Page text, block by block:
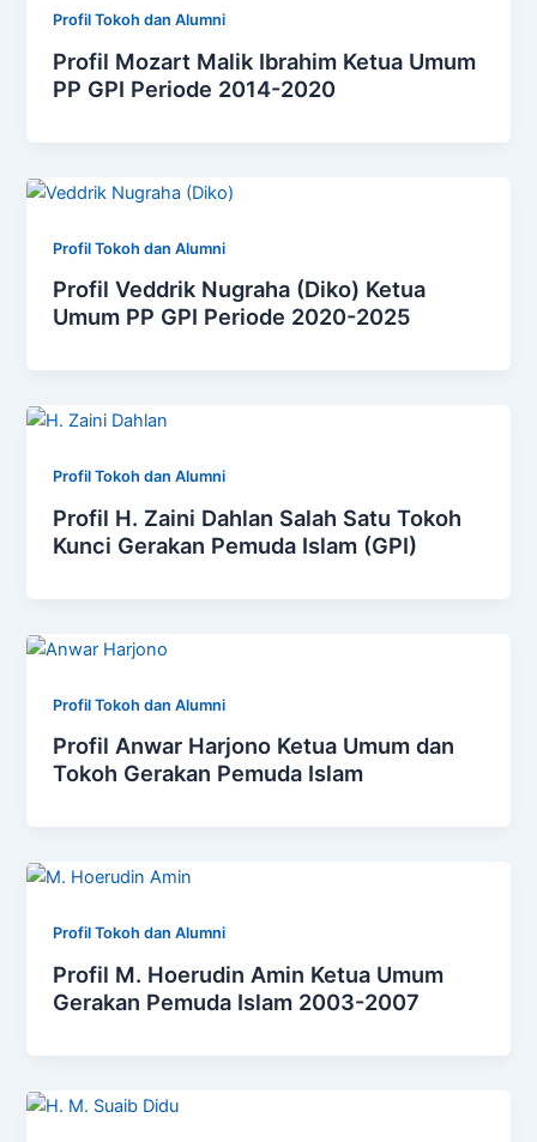
Profil Tokoh dan Alumni
Profil Mozart Malik Ibrahim Ketua Umum
PP GPI Periode 2014-2020
Profil Tokoh dan Alumni
Profil Veddrik Nugraha (Diko) Ketua
Umum PP GPI Periode 2020-2025
Profil Tokoh dan Alumni
Profil H. Zaini Dahlan Salah Satu Tokoh
Kunci Gerakan Pemuda Islam (GPI)
Profil Tokoh dan Alumni
Profil Anwar Harjono Ketua Umum dan
Tokoh Gerakan Pemuda Islam
Profil Tokoh dan Alumni
Profil M. Hoerudin Amin Ketua Umum
Gerakan Pemuda Islam 2003-2007